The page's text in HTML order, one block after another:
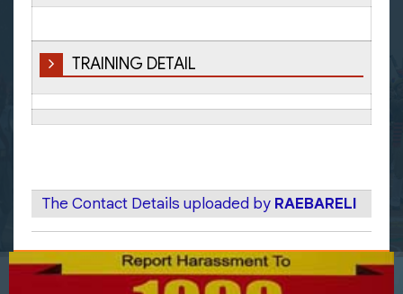
TRAINING DETAIL
The Contact Details uploaded by RAEBARELI